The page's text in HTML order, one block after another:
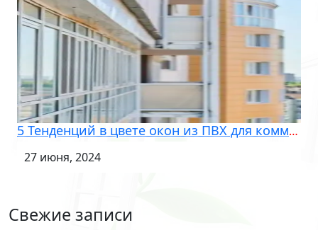
5 Тенденций в цвете окон из ПВХ для коммерческих помещений в 2024 году
27 июня, 2024
Свежие записи